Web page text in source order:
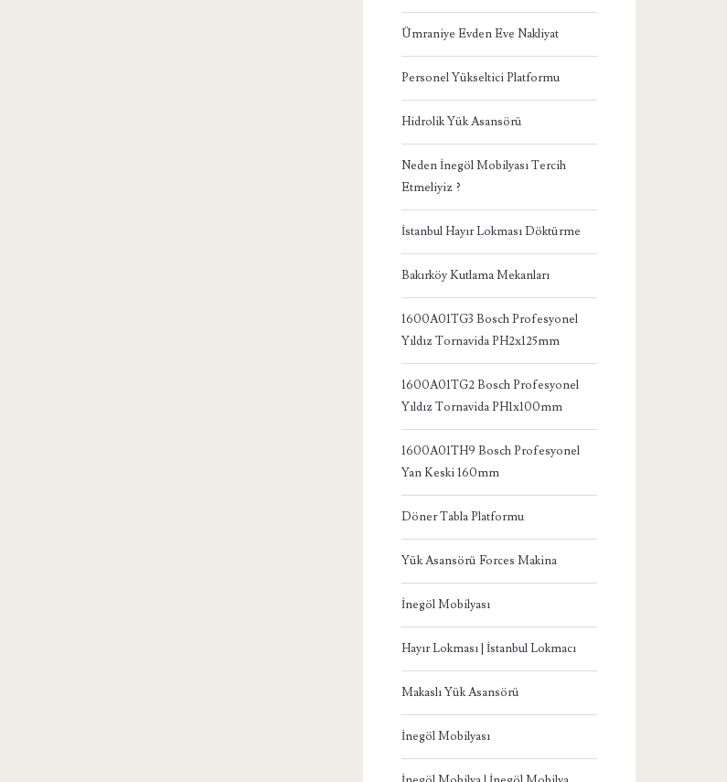
Ümraniye Evden Eve Nakliyat
Personel Yükseltici Platformu
Hidrolik Yük Asansörü
Neden İnegöl Mobilyası Tercih
Etmeliyiz ?
İstanbul Hayır Lokması Döktürme
Bakırköy Kutlama Mekanları
1600A01TG3 Bosch Profesyonel
Yıldız Tornavida PH2x125mm
1600A01TG2 Bosch Profesyonel
Yıldız Tornavida PH1x100mm
1600A01TH9 Bosch Profesyonel
Yan Keski 160mm
Döner Tabla Platformu
Yük Asansörü Forces Makina
İnegöl Mobilyası
Hayır Lokması | İstanbul Lokmacı
Makaslı Yük Asansörü
İnegöl Mobilyası